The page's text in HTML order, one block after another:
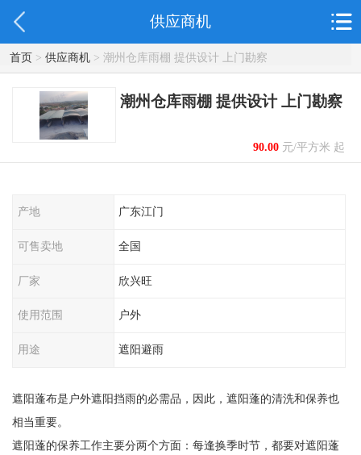
供应商机
首页> 供应商机> 潮州仓库雨棚 提供设计 上门勘察
潮州仓库雨棚 提供设计 上门勘察
90.00元/平方米 起
产地 广东江门
可售卖地 全国
厂家 欣兴旺
使用范围 户外
用途 遮阳避雨
遮阳蓬布是户外遮阳挡雨的必需品，因此，遮阳蓬的清洗和保养也
相当重要。
遮阳蓬的保养工作主要分两个方面：每逢换季时节，都要对遮阳蓬